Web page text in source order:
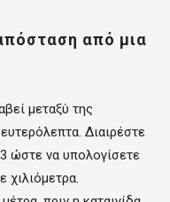
από μια
μεταξύ της
Διαιρέστε
ώστε να υπολογίσετε
χιλιόμετρα.